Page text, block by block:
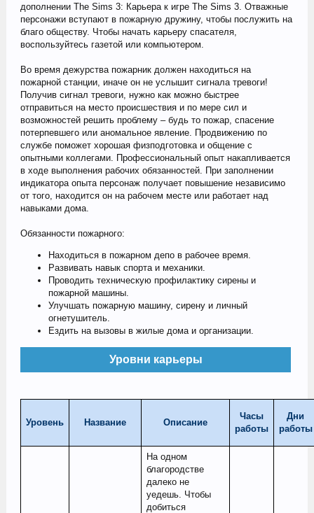
дополнении The Sims 3: Карьера к игре The Sims 3. Отважные
персонажи вступают в пожарную дружину, чтобы послужить на
благо обществу. Чтобы начать карьеру спасателя,
воспользуйтесь газетой или компьютером.
Во время дежурства пожарник должен находиться на
пожарной станции, иначе он не услышит сигнала тревоги!
Получив сигнал тревоги, нужно как можно быстрее
отправиться на место происшествия и по мере сил и
возможностей решить проблему – будь то пожар, спасение
потерпевшего или аномальное явление. Продвижению по
службе поможет хорошая физподготовка и общение с
опытными коллегами. Профессиональный опыт накапливается
в ходе выполнения рабочих обязанностей. При заполнении
индикатора опыта персонаж получает повышение независимо
от того, находится он на рабочем месте или работает над
навыками дома.
Обязанности пожарного:
Находиться в пожарном депо в рабочее время.
Развивать навык спорта и механики.
Проводить техническую профилактику сирены и
пожарной машины.
Улучшать пожарную машину, сирену и личный
огнетушитель.
Ездить на вызовы в жилые дома и организации.
Уровни карьеры
Уровень Название Описание
Часы
работы
Дни
работы
На одном
благородстве
далеко не
уедешь. Чтобы
добиться